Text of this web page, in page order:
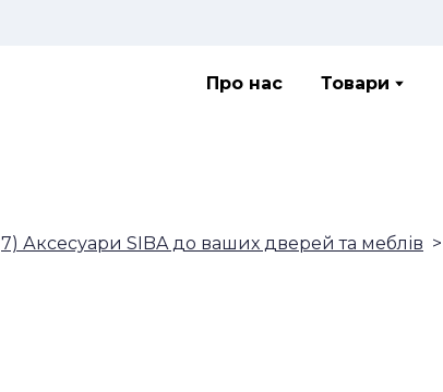
Про нас Товари
7) Аксесуари SIBA до ваших дверей та меблів